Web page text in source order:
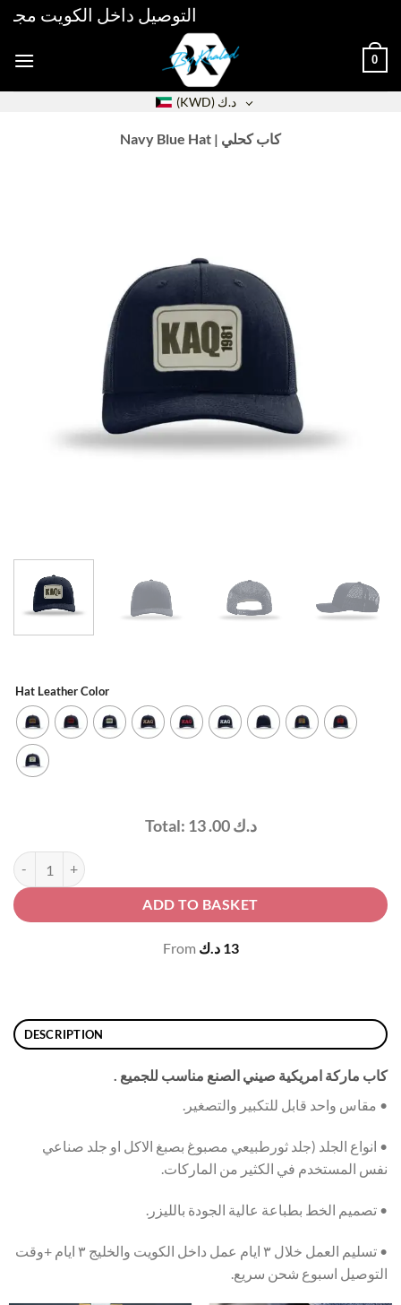
Skip
content
التوصيل داخل الكويت مجاني فوق 30دك خلال 48
0
(KWD) د.ك
Navy Blue Hat | كاب كحلي
Hat Leather Color
Total: 13 .00د.ك
ADD TO BASKET
From 13 د.ك
DESCRIPTION
كاب ماركة امريكية صيني الصنع مناسب للجميع .
• مقاس واحد قابل للتكبير والتصغير.
• انواع الجلد (جلد ثورطبيعي مصبوغ بصبغ الاكل او جلد صناعي
نفس المستخدم في الكثير من الماركات.
• تصميم الخط بطباعة عالية الجودة بالليزر.
• تسليم العمل خلال ٣ ايام عمل داخل الكويت والخليج ٣ ايام +وقت
التوصيل اسبوع شحن سريع.